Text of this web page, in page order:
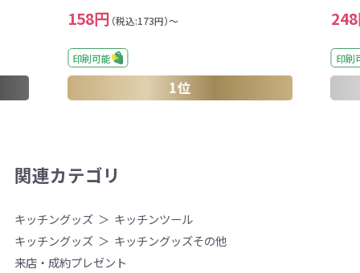
158円 （税込:173円）～
印刷可能
1位
印刷
関連カテゴリ
キッチングッズ
キッチンツール
キッチングッズ
キッチングッズその他
来店・成約プレゼント